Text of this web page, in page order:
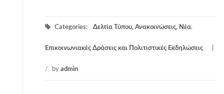
Categories: Δελτία Τύπου, Ανακοινώσεις, Νέα,
Επικοινωνιακές Δράσεις και Πολιτιστικές Εκδηλώσεις
/ by admin